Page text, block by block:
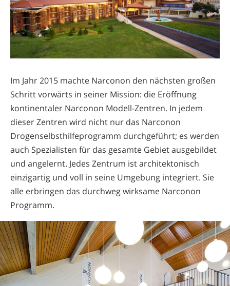
Im Jahr 2015 machte Narconon den nächsten großen
Schritt vorwärts in seiner Mission: die Eröffnung
kontinentaler Narconon Modell-Zentren. In jedem
dieser Zentren wird nicht nur das Narconon
Drogenselbsthilfeprogramm durchgeführt; es werden
auch Spezialisten für das gesamte Gebiet ausgebildet
und angelernt. Jedes Zentrum ist architektonisch
einzigartig und voll in seine Umgebung integriert. Sie
alle erbringen das durchweg wirksame Narconon
Programm.